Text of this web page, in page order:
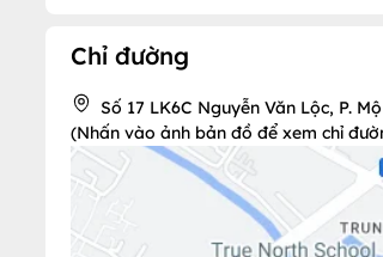
Chỉ đường
Số 17 LK6C Nguyễn Văn Lộc, P.
(Nhấn vào ảnh bản đồ để xem chỉ